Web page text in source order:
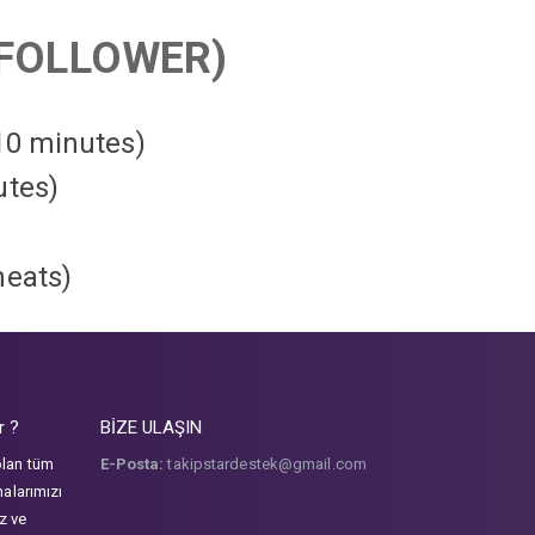
minutes)
)
?
tüm
ve
BİZE ULAŞIN
E-Posta: takipstardestek@gmail.com